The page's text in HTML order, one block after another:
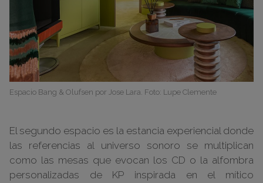
Espacio Bang & Olufsen por Jose Lara. Foto: Lupe Clemente
El segundo espacio es la estancia experiencial donde
las referencias al universo sonoro se multiplican
como las mesas que evocan los CD o la alfombra
personalizadas de KP inspirada en el mítico